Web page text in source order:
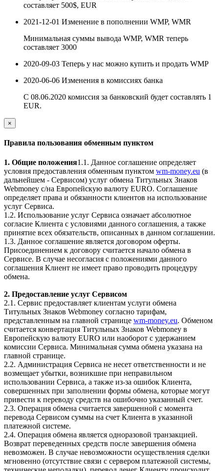
составляет 500$, EUR
2021-12-01 Изменение в пополнении WMP, WMR
Минимальная суммы вывода WMP, WMR теперь
составляет 3000
2020-09-03 Теперь у нас можно купить и продать WMP
2020-06-06 Изменения в комиссиях банка
С 08.06.2020 комиссия за банковский будет составлять 1
EUR.
×
Правила пользования обменным пунктом
1. Общие положения1.1. Данное соглашение определяет
условия предоставления обменным пунктом wm-money.eu (в
дальнейшем - Сервисом) услуг обмена Титульных Знаков
Webmoney с/на Европейскую валюту EURO. Соглашение
определяет права и обязанности клиентов на использование
услуг Сервиса.
1.2. Использование услуг Сервиса означает абсолютное
согласие Клиента с условиями данного соглашения, а также
принятие всех обязательств, описанных в данном соглашении.
1.3. Данное соглашение является договором оферты.
Присоединением к договору считается начало обмена в
Сервисе. В случае несогласия с положениями данного
соглашения Клиент не имеет право проводить процедуру
обмена.
2. Предоставление услуг Сервисом
2.1. Сервис предоставляет клиентам услуги обмена
Титульных Знаков Webmoney согласно тарифам,
представленным на главной странице wm-money.eu. Обменом
считается конвертация Титульных Знаков Webmoney в
Европейскую валюту EURO или наоборот с удержанием
комиссии Сервиса. Минимальная сумма обмена указана на
главной странице.
2.2. Администрация Сервиса не несет ответственности и не
возмещает убытки, возникшие при неправильном
использовании Сервиса, а также из-за ошибок Клиента,
совершенных при заполнении формы обмена, которые могут
привести к переводу средств на ошибочно указанный счет.
2.3. Операция обмена считается завершенной с момента
перевода Сервисом суммы на счет Клиента в указанной
платежной системе.
2.4. Операция обмена является одноразовой транзакцией.
Возврат переведенных средств после завершения обмена
невозможен. В случае невозможности осуществления сделки
мгновенно (отсутствие связи с сервером платежной системы,